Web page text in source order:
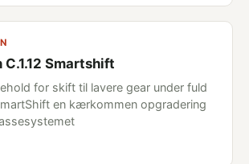
C.1.12 Smartshift
for skift til lavere gear under fuld
en kærkommen opgradering